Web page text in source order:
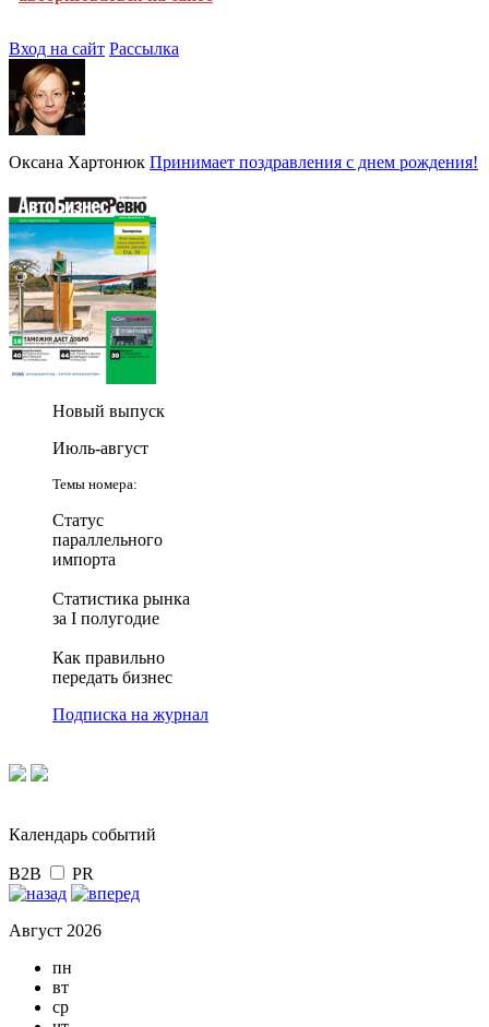
Вход на сайт Рассылка
Оксана Хартонюк Принимает поздравления с днем рождения!
Новый выпуск
Июль-август
Темы номера:
Статус
параллельного
импорта
Статистика рынка
за I полугодие
Как правильно
передать бизнес
Подписка на журнал
Календарь событий
B2B PR
Август 2026
пн
вт
ср